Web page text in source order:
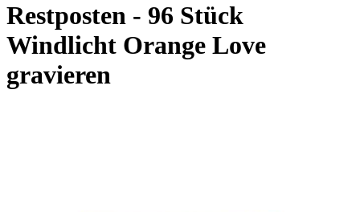
Restposten - 96 Stück
Windlicht Orange Love
gravieren